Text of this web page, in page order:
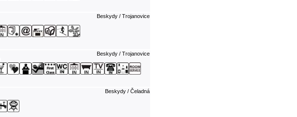
Beskydy / Trojanovice
Beskydy / Trojanovice
Beskydy / Čeladná